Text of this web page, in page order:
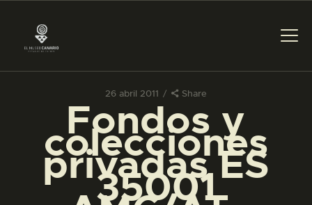
26 abril 2011 Share
Fondos y
colecciones
privadas ES
35001
PREPARAR LA VISITA
ACTIVIDADES